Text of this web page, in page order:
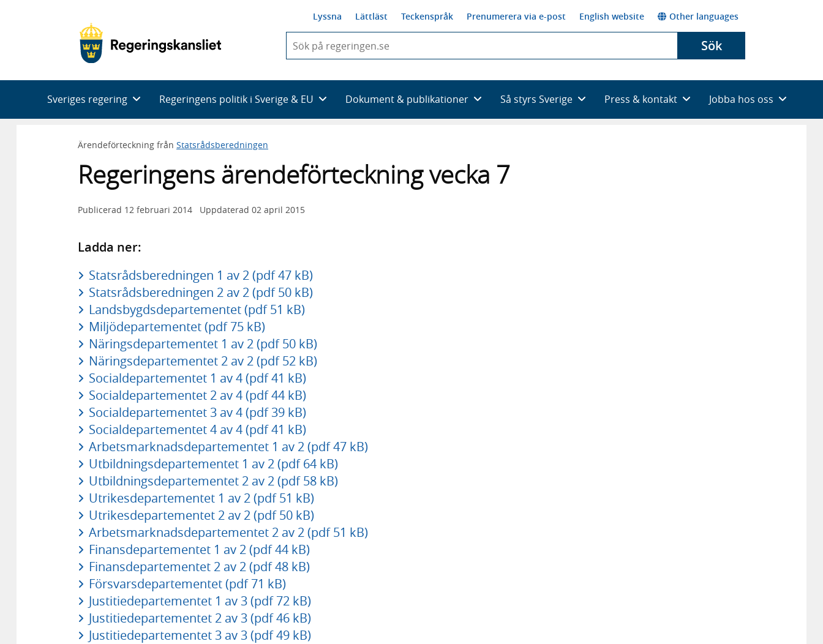
Lyssna Lättläst Teckenspråk Prenumerera via e-post English website Other languages
du
skriva
framträder
en
Sök
Sveriges regering Regeringens politik i Sverige & EU Dokument & publikationer Så styrs Sverige Press & kontakt Jobba hos oss
Ärendeförteckning från Statsrådsberedningen
Regeringens ärendeförteckning vecka 7
Publicerad 12 februari 2014 Uppdaterad 02 april 2015
Ladda ner:
Statsrådsberedningen 1 av 2 (pdf 47 kB)
Statsrådsberedningen 2 av 2 (pdf 50 kB)
Landsbygdsdepartementet (pdf 51 kB)
Miljödepartementet (pdf 75 kB)
Näringsdepartementet 1 av 2 (pdf 50 kB)
Näringsdepartementet 2 av 2 (pdf 52 kB)
Socialdepartementet 1 av 4 (pdf 41 kB)
Socialdepartementet 2 av 4 (pdf 44 kB)
Socialdepartementet 3 av 4 (pdf 39 kB)
Socialdepartementet 4 av 4 (pdf 41 kB)
Arbetsmarknadsdepartementet 1 av 2 (pdf 47 kB)
Utbildningsdepartementet 1 av 2 (pdf 64 kB)
Utbildningsdepartementet 2 av 2 (pdf 58 kB)
Utrikesdepartementet 1 av 2 (pdf 51 kB)
Utrikesdepartementet 2 av 2 (pdf 50 kB)
Arbetsmarknadsdepartementet 2 av 2 (pdf 51 kB)
Finansdepartementet 1 av 2 (pdf 44 kB)
Finansdepartementet 2 av 2 (pdf 48 kB)
Försvarsdepartementet (pdf 71 kB)
Justitiedepartementet 1 av 3 (pdf 72 kB)
Justitiedepartementet 2 av 3 (pdf 46 kB)
Justitiedepartementet 3 av 3 (pdf 49 kB)